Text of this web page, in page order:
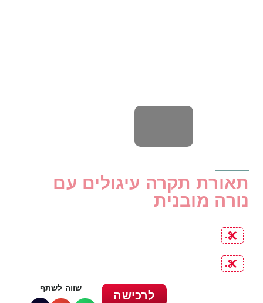
תאורת תקרה עיגולים עם
נורה מובנית
.
.
שווה לשתף
לרכישה